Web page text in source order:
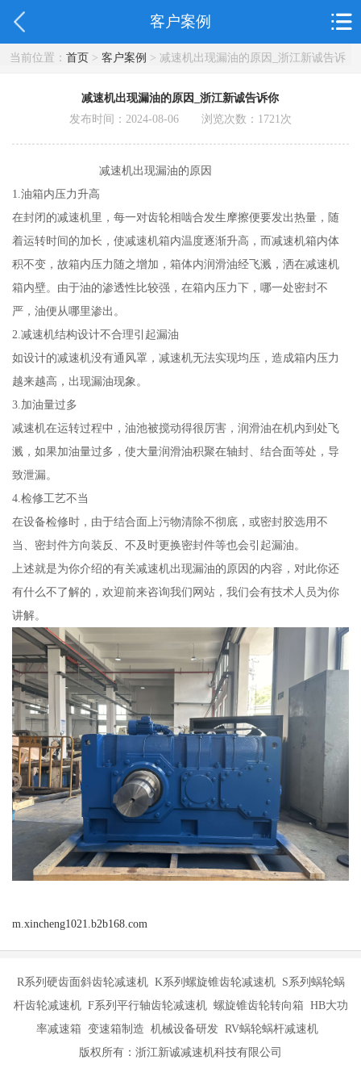
客户案例
当前位置： 首页> 客户案例 > 减速机出现漏油的原因_浙江新诚告诉
减速机出现漏油的原因_浙江新诚告诉你
发布时间：2024-08-06 浏览次数： 1721次
减速机出现漏油的原因
1.油箱内压力升高
在封闭的减速机里，每一对齿轮相啮合发生摩擦便要发出热量，随
着运转时间的加长，使减速机箱内温度逐渐升高，而减速机箱内体
积不变，故箱内压力随之增加，箱体内润滑油经飞溅，洒在减速机
箱内壁。由于油的渗透性比较强，在箱内压力下，哪一处密封不
严，油便从哪里渗出。
2.减速机结构设计不合理引起漏油
如设计的减速机没有通风罩，减速机无法实现均压，造成箱内压力
越来越高，出现漏油现象。
3.加油量过多
减速机在运转过程中，油池被搅动得很厉害，润滑油在机内到处飞
溅，如果加油量过多，使大量润滑油积聚在轴封、结合面等处，导
致泄漏。
4.检修工艺不当
在设备检修时，由于结合面上污物清除不彻底，或密封胶选用不
当、密封件方向装反、不及时更换密封件等也会引起漏油。
上述就是为你介绍的有关减速机出现漏油的原因的内容，对此你还
有什么不了解的，欢迎前来咨询我们网站，我们会有技术人员为你
讲解。
m.xincheng1021.b2b168.com
R系列硬齿面斜齿轮减速机 K系列螺旋锥齿轮减速机 S系列蜗轮蜗
杆齿轮减速机 F系列平行轴齿轮减速机 螺旋锥齿轮转向箱 HB大功
率减速箱 变速箱制造 机械设备研发 RV蜗轮蜗杆减速机
版权所有：浙江新诚减速机科技有限公司